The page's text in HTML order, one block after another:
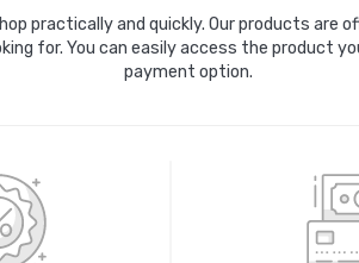
practically and quickly. Our products
for. You can easily access the product
payment option.